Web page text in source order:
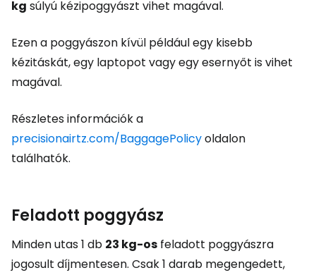
kg súlyú kézipoggyászt vihet magával.
Ezen a poggyászon kívül például egy kisebb
kézitáskát, egy laptopot vagy egy esernyőt is vihet
magával.
Részletes információk a
precisionairtz.com/BaggagePolicyoldalon
találhatók.
Feladott poggyász
Minden utas 1 db 23 kg-os feladott poggyászra
jogosult díjmentesen. Csak 1 darab megengedett,